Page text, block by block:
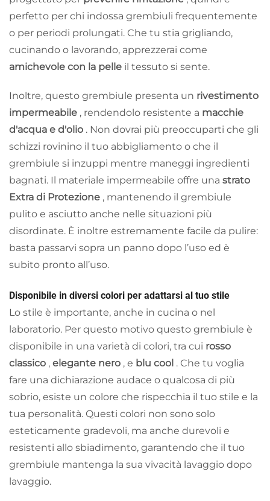
perfetto per chi indossa grembiuli frequentemente
o per periodi prolungati. Che tu stia grigliando,
cucinando o lavorando, apprezzerai come
amichevole con la pelle il tessuto si sente.
Inoltre, questo grembiule presenta un rivestimento
impermeabile , rendendolo resistente a macchie
d'acqua e d'olio . Non dovrai più preoccuparti che gli
schizzi rovinino il tuo abbigliamento o che il
grembiule si inzuppi mentre maneggi ingredienti
bagnati. Il materiale impermeabile offre una strato
Extra di Protezione , mantenendo il grembiule
pulito e asciutto anche nelle situazioni più
disordinate. È inoltre estremamente facile da pulire:
basta passarvi sopra un panno dopo l’uso ed è
subito pronto all’uso.
Disponibile in diversi colori per adattarsi al tuo stile
Lo stile è importante, anche in cucina o nel
laboratorio. Per questo motivo questo grembiule è
disponibile in una varietà di colori, tra cui rosso
classico , elegante nero , e blu cool . Che tu voglia
fare una dichiarazione audace o qualcosa di più
sobrio, esiste un colore che rispecchia il tuo stile e la
tua personalità. Questi colori non sono solo
esteticamente gradevoli, ma anche durevoli e
resistenti allo sbiadimento, garantendo che il tuo
grembiule mantenga la sua vivacità lavaggio dopo
lavaggio.